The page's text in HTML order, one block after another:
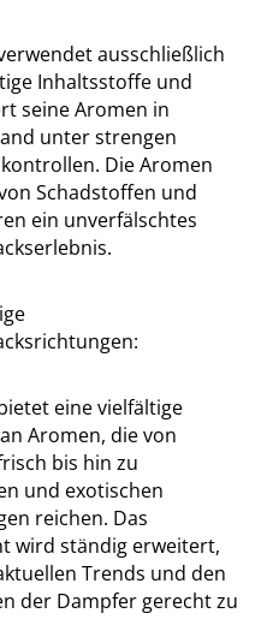
ausschließlich
Inhaltsstoffe und
seine Aromen in
unter strengen
Die Aromen
Schadstoffen und
ein unverfälschtes
eine vielfältige
Aromen, die von
bis hin zu
und exotischen
reichen. Das
wird ständig erweitert,
Trends und den
der Dampfer gerecht zu